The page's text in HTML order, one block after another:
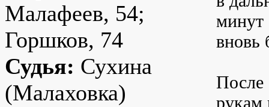
Малафеев, 54;
Горшков, 74
Судья: Сухина
(Малаховка)
минут
вновь
После
рукам